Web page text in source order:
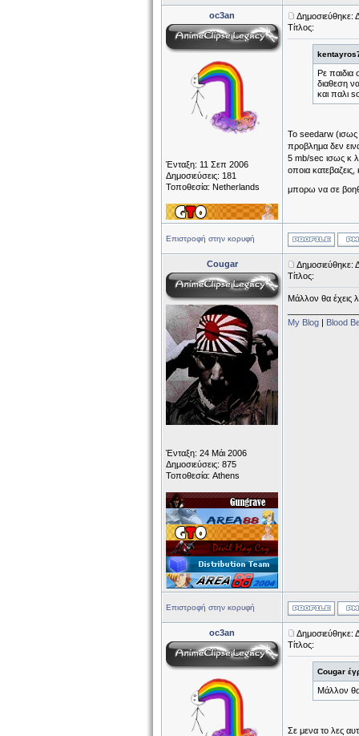
oc3an
Ένταξη: 11 Σεπ 2006
Δημοσιεύσεις: 181
Τοποθεσία: Netherlands
Δημοσιεύθηκε:
Τίτλος:
Ρε παιδια
διαθεση
και παλι
Το seedarw (ισως
προβλημα δεν
5 mb/sec ισως κ
οποια
μπορω να σε
Επιστροφή στην κορυφή
Cougar
Ένταξη: 24 Μάι 2006
Δημοσιεύσεις: 875
Τοποθεσία: Athens
Δημοσιεύθηκε:
Τίτλος:
Μάλλον θα έχεις
My Blog | Blood
Επιστροφή στην κορυφή
oc3an
Δημοσιεύθηκε:
Τίτλος:
Cougar
Μάλλον θα
Σε μενα το λες